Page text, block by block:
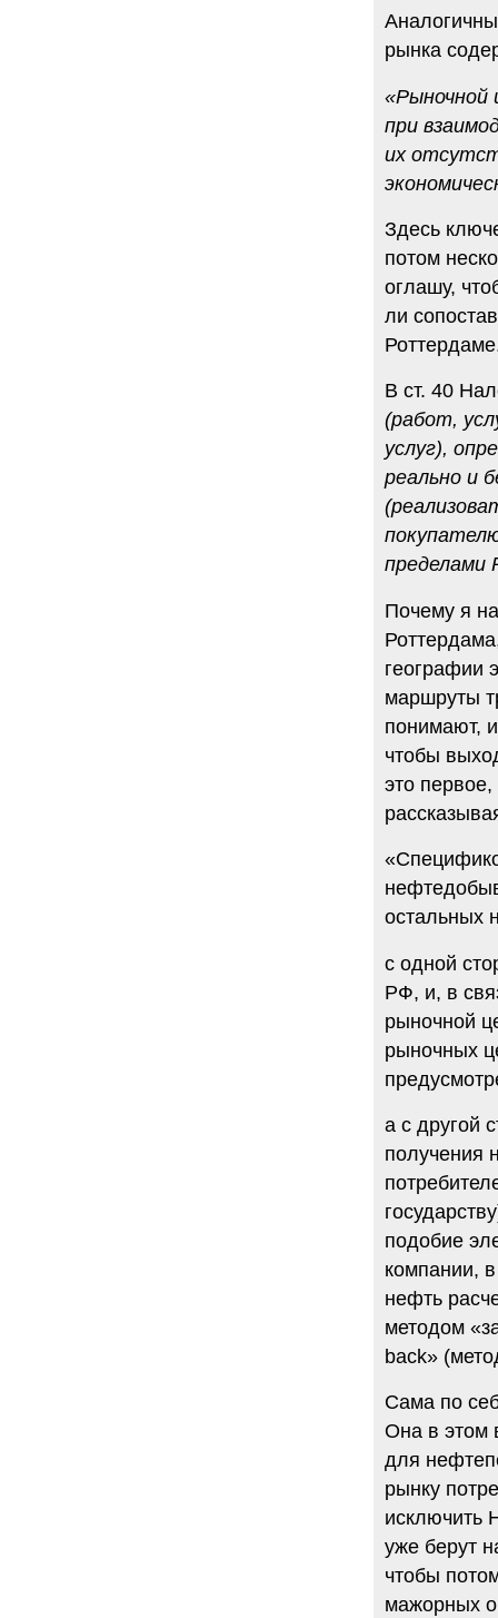
рынка
«Рыночной
при
их
Здесь
потом
оглашу,
ли
В ст. 40
(работ,
услуг),
реально и
пределами
Почему я
географии
маршруты
понимают,
чтобы
это
остальных
с одной
РФ, и, в
рыночной
рыночных
а с другой
получения
подобие
компании,
нефть
методом
back»
Сама по
Она в этом
для
рынку
исключить
уже берут
чтобы
мажорных